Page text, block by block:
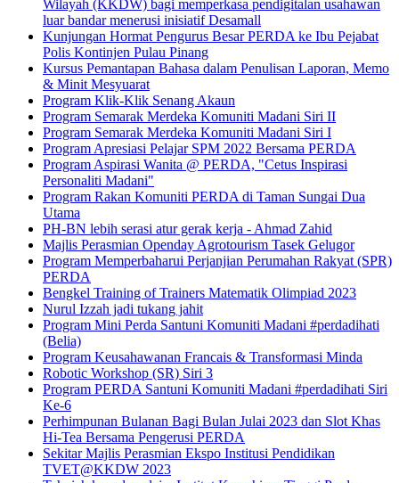
Wilayah (KKDW) bagi memperkasa pendigitalan usahawan
luar bandar menerusi inisiatif Desamall
Kunjungan Hormat Pengurus Besar PERDA ke Ibu Pejabat
Polis Kontinjen Pulau Pinang
Kursus Pemantapan Bahasa dalam Penulisan Laporan, Memo
& Minit Mesyuarat
Program Klik-Klik Senang Akaun
Program Semarak Merdeka Komuniti Madani Siri II
Program Semarak Merdeka Komuniti Madani Siri I
Program Apresiasi Pelajar SPM 2022 Bersama PERDA
Program Aspirasi Wanita @ PERDA, "Cetus Inspirasi
Personaliti Madani"
Program Rakan Komuniti PERDA di Taman Sungai Dua
Utama
PH-BN lebih serasi atur gerak kerja - Ahmad Zahid
Majlis Perasmian Openday Agrotourism Tasek Gelugor
Program Memperbaharui Perjanjian Perumahan Rakyat (SPR)
PERDA
Bengkel Training of Trainers Matematik Olimpiad 2023
Nurul Izzah jadi tukang jahit
Program Mini Perda Santuni Komuniti Madani #perdadihati
(Belia)
Program Keusahawanan Francais & Transformasi Minda
Robotic Workshop (SR) Siri 3
Program PERDA Santuni Komuniti Madani #perdadihati Siri
Ke-6
Perhimpunan Bulanan Bagi Bulan Julai 2023 dan Slot Khas
Hi-Tea Bersama Pengerusi PERDA
Sekitar Majlis Perasmian Ekspo Institusi Pendidikan
TVET@KKDW 2023